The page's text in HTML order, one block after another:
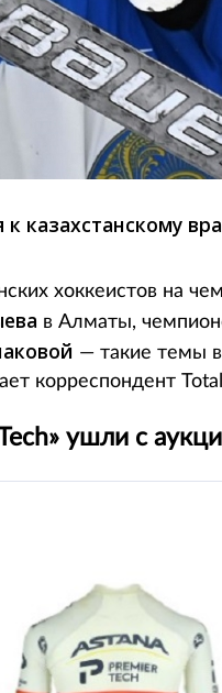
казахстанскому
хоккеистов на
в Алматы,
— такие темы
корреспондент
ушли с